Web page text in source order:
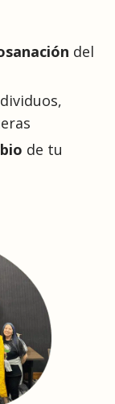
del
de tu